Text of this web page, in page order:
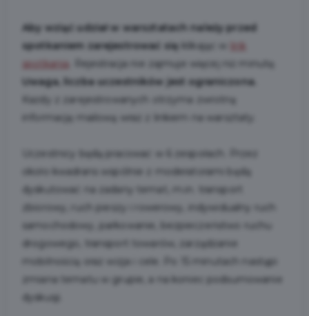
Aby wziąć udział w warsztatach należy przed
spotkaniem zarejestrować się
klikając w
spotkania
. Rejestracja nie zajmuje więcej niż minutę.
Uwaga, liczba uczestników jest ograniczona.
Każdy z zarejestrowanych otrzyma zwrotną
informację mailową wraz z linkiem na warsztaty.
Uczestnicy będą pracować w 6 zespołach. Przez
około kwadrans wspólnie z moderatorami będą
dyskutować na zadany temat, m.in. transport
samochodowy, parkowanie, bezpieczeństwo ruchu
drogowego, transport towarów, zarządzanie
mobilnością oraz wizja i cele. Po 15 minutach nastąpi
zmiana tematu w grupie, a na koniec podsumowanie